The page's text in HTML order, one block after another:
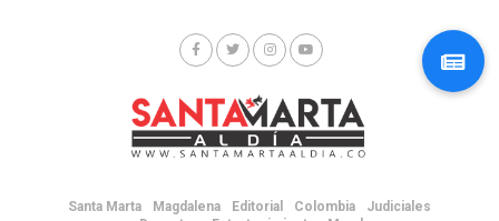
Santa Marta Magdalena Editorial Colombia
Judiciales